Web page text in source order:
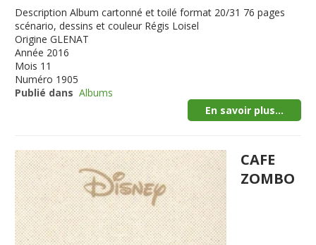
Description Album cartonné et toilé format 20/31 76 pages
scénario, dessins et couleur Régis Loisel
Origine GLENAT
Année 2016
Mois 11
Numéro 1905
Publié dans Albums
En savoir plus...
CAFE
ZOMBO